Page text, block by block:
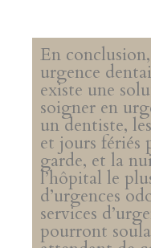
En
urgence
existe une
soigner en
un dentiste,
et jours fériés
garde, et la
l’hôpital le
d’urgences
services
pourront